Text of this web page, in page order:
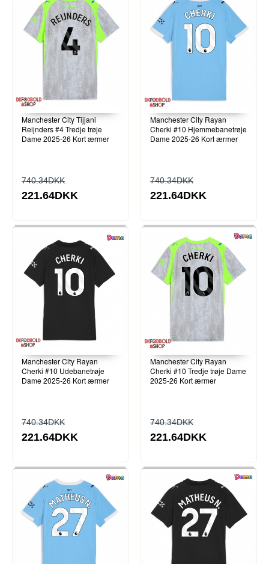
Manchester City Tijjani
Reijnders #4 Tredje trøje
Dame 2025-26 Kort ærmer
740.34DKK
221.64DKK
Manchester City Rayan
Cherki #10 Hjemmebanetrøje
Dame 2025-26 Kort ærmer
740.34DKK
221.64DKK
Manchester City Rayan
Cherki #10 Udebanetrøje
Dame 2025-26 Kort ærmer
740.34DKK
221.64DKK
Manchester City Rayan
Cherki #10 Tredje trøje Dame
2025-26 Kort ærmer
740.34DKK
221.64DKK